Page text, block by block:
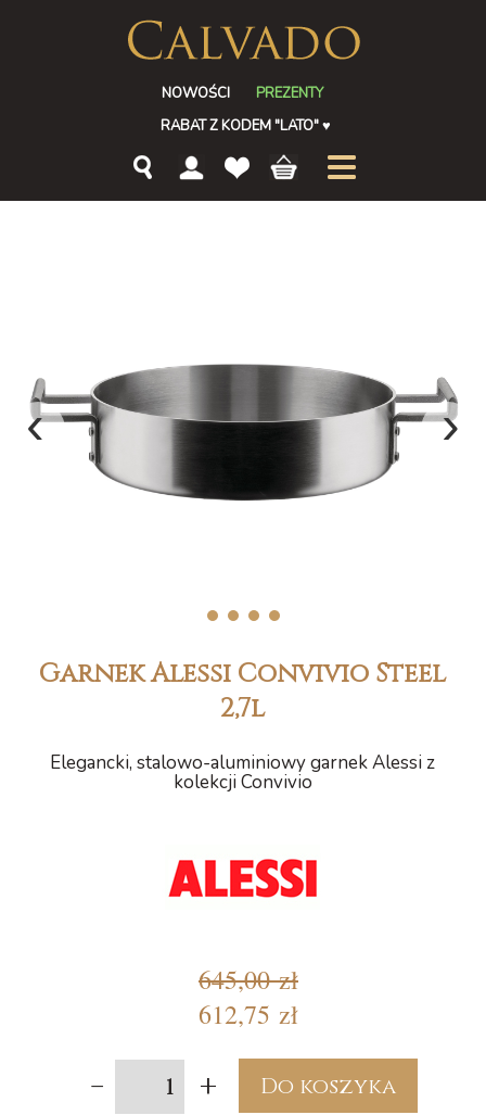
NOWOŚCI
PREZENTY
RABAT Z KODEM "LATO"♥
‹ ›
1 2 3 4
Garnek Alessi Convivio Steel
2,7l
Elegancki, stalowo-aluminiowy garnek Alessi z
kolekcji Convivio
645,00 zł
612,75 zł
- + Do koszyka